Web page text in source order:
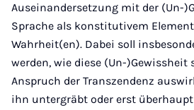
Auseinandersetzung mit der (Un-
Sprache als konstitutivem
Wahrheit(en). Dabei soll
werden, wie diese (Un-)Gewissheit
Anspruch der Transzendenz
ihn untergräbt oder erst